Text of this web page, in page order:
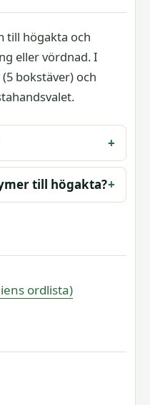
till högakta och
eller vördnad. I
bokstäver) och
till högakta?
ordlista)